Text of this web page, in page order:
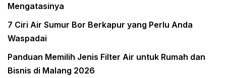
Mengatasinya
7 Ciri Air Sumur Bor Berkapur yang Perlu Anda
Waspadai
Panduan Memilih Jenis Filter Air untuk Rumah dan
Bisnis di Malang 2026